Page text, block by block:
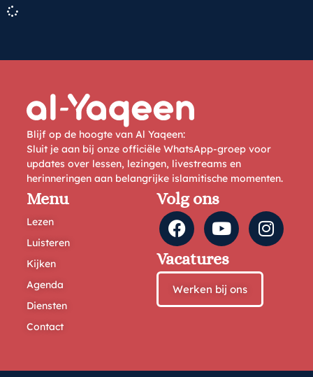
Blijf op de hoogte van Al Yaqeen:
Sluit je aan bij onze officiële WhatsApp-groep voor
updates over lessen, lezingen, livestreams en
herinneringen aan belangrijke islamitische momenten.
Menu
Lezen
Luisteren
Kijken
Agenda
Diensten
Contact
Volg ons
Vacatures
Werken bij ons